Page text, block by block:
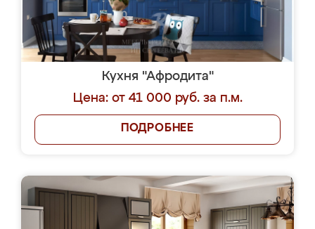
Кухня "Афродита"
Цена: от 41 000 руб. за п.м.
ПОДРОБНЕЕ